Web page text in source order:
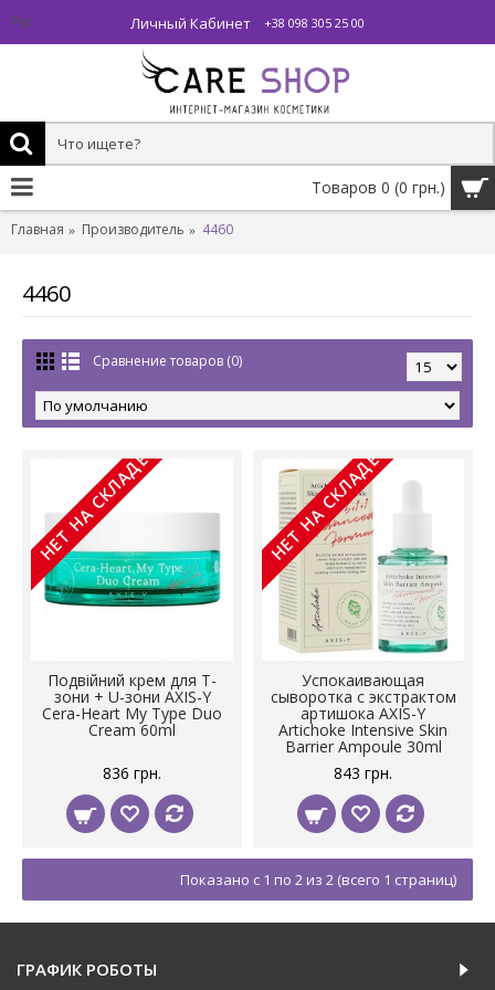
Рус Личный Кабинет +38 098 305 25 00
Товаров 0 (0 грн.)
Главная Производитель 4460
4460
Сравнение товаров (0)
НЕТ НА СКЛАДЕ
Подвійний крем для T-
зони + U-зони AXIS-Y
Cera-Heart My Type Duo
Cream 60ml
836 грн.
НЕТ НА СКЛАДЕ
Успокаивающая
сыворотка с экстрактом
артишока AXIS-Y
Artichoke Intensive Skin
Barrier Ampoule 30ml
843 грн.
Показано с 1 по 2 из 2 (всего 1 страниц)
ГРАФИК РОБОТЫ